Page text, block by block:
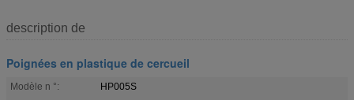
description de
Poignées en plastique de cercueil
Modèle n °:
HP005S